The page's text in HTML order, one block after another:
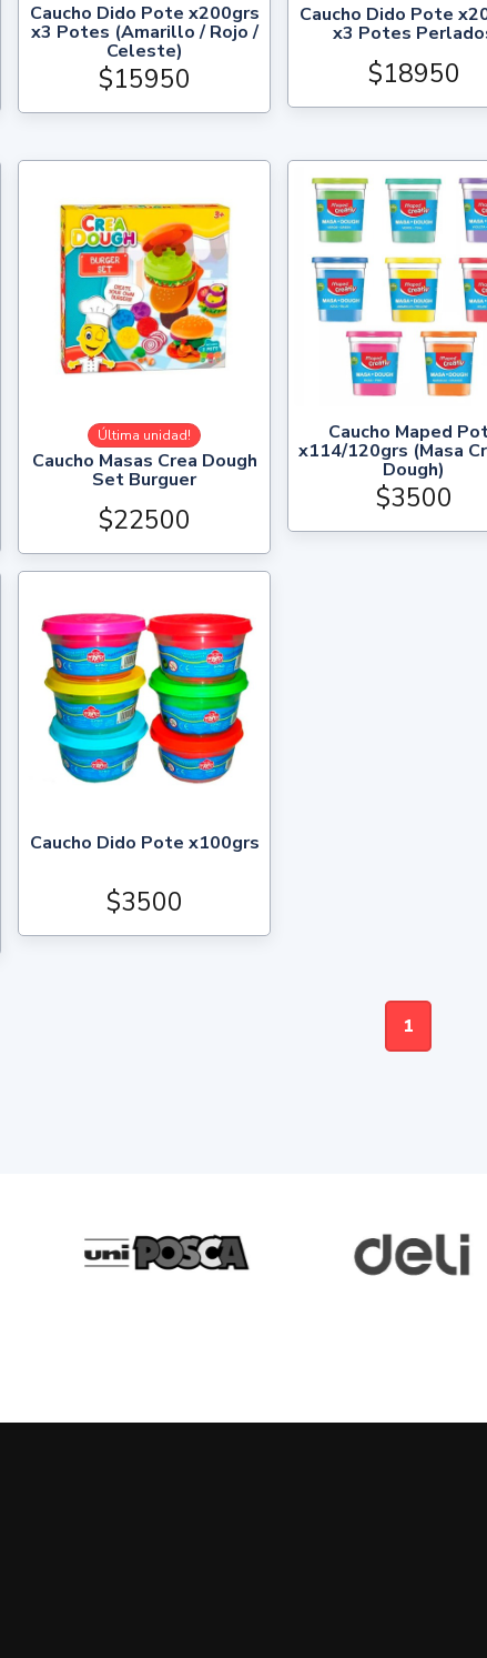
Caucho Dido Pote x200grs
x3 Potes (Amarillo / Rojo /
Celeste)
$15950
Caucho Dido Pote
x3 Potes
$18950
Última unidad!
Caucho Masas Crea Dough
Set Burguer
$22500
Caucho Maped
x114/120grs (Masa
Dough)
$3500
Caucho Dido Pote x100grs
$3500
1